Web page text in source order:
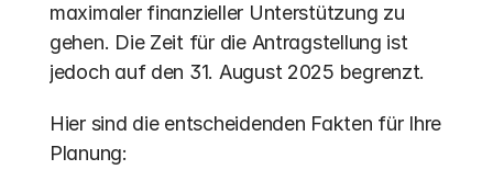
maximaler finanzieller Unterstützung zu
gehen. Die Zeit für die Antragstellung ist
jedoch auf den 31. August 2025 begrenzt.
Hier sind die entscheidenden Fakten für Ihre
Planung: